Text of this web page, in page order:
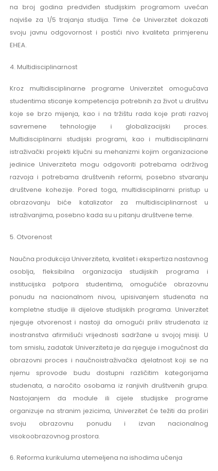
na broj godina predviđen studijskim programom uvećan
najviše za 1/5 trajanja studija. Time će Univerzitet dokazati
svoju javnu odgovornost i postići nivo kvaliteta primjerenu
EHEA.
4. Multidisciplinarnost
Kroz multidisciplinarne programe Univerzitet omogućava
studentima sticanje kompetencija potrebnih za život u društvu
koje se brzo mijenja, kao i na tržištu rada koje prati razvoj
savremene tehnologije i globalizacijski proces.
Multidisciplinarni studijski programi, kao i multidisciplinarni
istraživački projekti ključni su mehanizmi kojim organizacione
jedinice Univerziteta mogu odgovoriti potrebama održivog
razvoja i potrebama društvenih reformi, posebno stvaranju
društvene kohezije. Pored toga, multidisciplinarni pristup u
obrazovanju biće katalizator za multidisciplinarnost u
istraživanjima, posebno kada su u pitanju društvene teme.
5. Otvorenost
Naučna produkcija Univerziteta, kvalitet i ekspertiza nastavnog
osoblja, fleksibilna organizacija studijskih programa i
institucijska potpora studentima, omogućiće obrazovnu
ponudu na nacionalnom nivou, upisivanjem studenata na
kompletne studije ili dijelove studijskih programa. Univerzitet
njeguje otvorenost i nastoji da omogući priliv strudenata iz
inostranstva afirmišući vrijednosti sadržane u svojoj misiji. U
tom smislu, zadatak Univerziteta je da njeguje i mogućnost da
obrazovni proces i naučnoistraživačka djelatnost koji se na
njemu sprovode budu dostupni različitim kategorijama
studenata, a naročito osobama iz ranjivih društvenih grupa.
Nastojanjem da module ili cijele studijske programe
organizuje na stranim jezicima, Univerzitet će težiti da proširi
svoju obrazovnu ponudu i izvan nacionalnog
visokoobrazovnog prostora.
6. Reforma kurikuluma utemeljena na ishodima učenja